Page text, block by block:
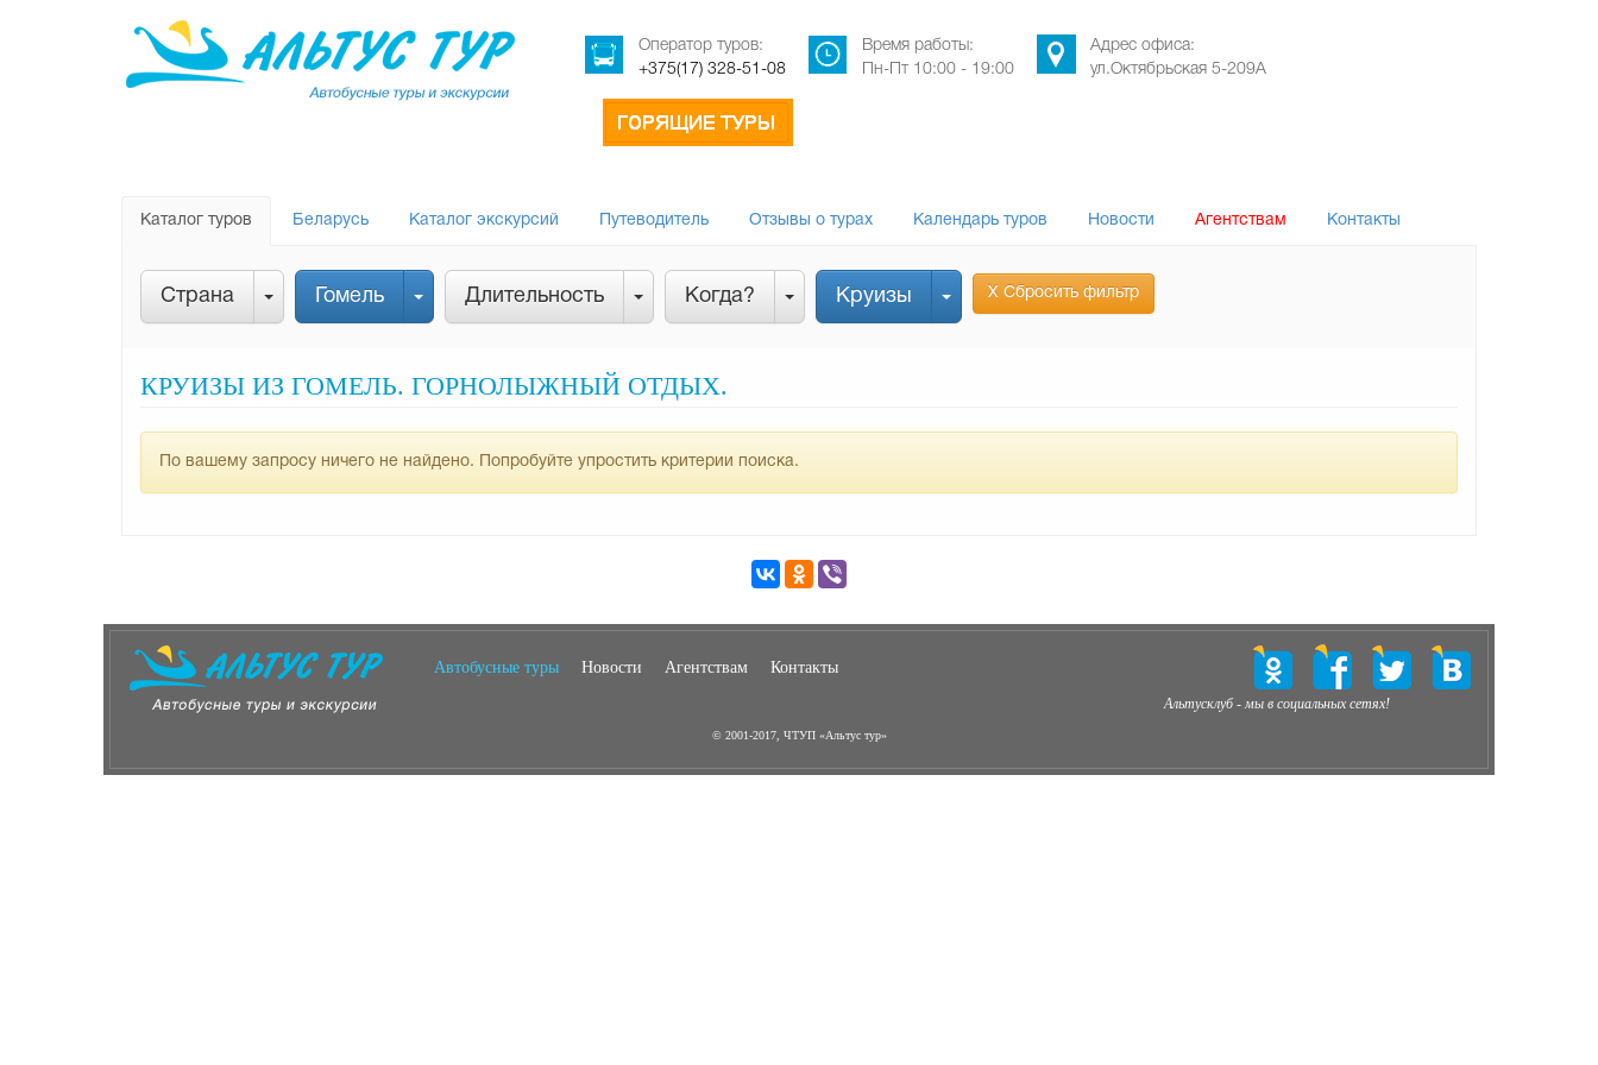
Оператор туров:
+375(17) 328-51-08
Время работы:
Пн-Пт 10:00 - 19:00
Адрес офиса:
ул.Октябрьская 5-209А
Каталог туров Беларусь Каталог экскурсий Путеводитель Отзывы о турах Календарь туров Новости Агентствам Контакты
Страна Гомель Длительность Когда? Круизы Х Сбросить фильтр
КРУИЗЫ ИЗ ГОМЕЛЬ. ГОРНОЛЫЖНЫЙ ОТДЫХ.
По вашему запросу ничего не найдено. Попробуйте упростить критерии поиска.
Автобусные туры Новости Агентствам Контакты
Альтусклуб - мы в социальных сетях!
© 2001-2017, ЧТУП «Альтус тур»